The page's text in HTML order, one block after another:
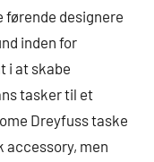
førende designere
inden for
i at skabe
tasker til et
Dreyfuss taske
accessory, men